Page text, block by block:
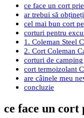
ce face un cort
ar trebui să
cel mai bun cort
corturi pentru
1. Coleman Steel
2. Cort Coleman
corturi de
cort termoizolant
are câinele meu
concluzie
ce face un cort